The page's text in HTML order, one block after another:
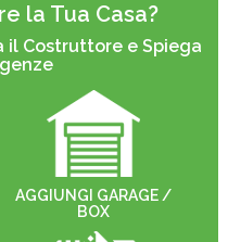
la Tua Casa?
il Costruttore e Spiega
AGGIUNGI GARAGE /
BOX